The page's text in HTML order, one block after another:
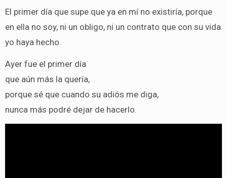
El primer día que supe que ya en mí no existiría, porque
en ella no soy, ni un obligo, ni un contrato que con su vida
yo haya hecho.
Ayer fue el primer día
que aún más la quería,
porque sé que cuando su adiós me diga,
nunca más podré dejar de hacerlo.